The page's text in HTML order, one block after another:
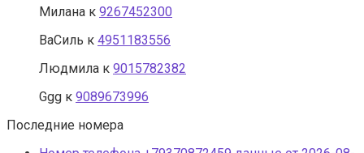
Милана к 9267452300
ВаСиль к 4951183556
Людмила к 9015782382
Ggg к 9089673996
Последние номера